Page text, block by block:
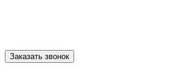
Заказать звонок